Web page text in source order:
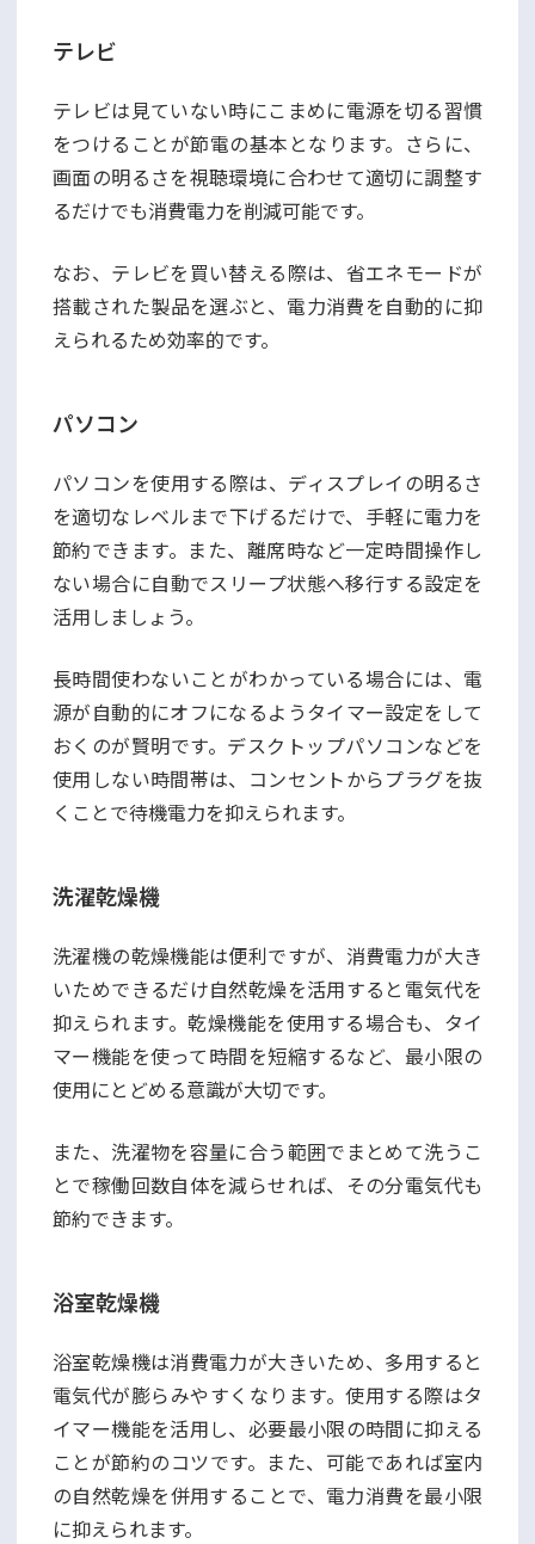
テレビ
テレビは見ていない時にこまめに電源を切る習慣
をつけることが節電の基本となります。さらに、
画面の明るさを視聴環境に合わせて適切に調整す
るだけでも消費電力を削減可能です。
なお、テレビを買い替える際は、省エネモードが
搭載された製品を選ぶと、電力消費を自動的に抑
えられるため効率的です。
パソコン
パソコンを使用する際は、ディスプレイの明るさ
を適切なレベルまで下げるだけで、手軽に電力を
節約できます。また、離席時など一定時間操作し
ない場合に自動でスリープ状態へ移行する設定を
活用しましょう。
長時間使わないことがわかっている場合には、電
源が自動的にオフになるようタイマー設定をして
おくのが賢明です。デスクトップパソコンなどを
使用しない時間帯は、コンセントからプラグを抜
くことで待機電力を抑えられます。
洗濯乾燥機
洗濯機の乾燥機能は便利ですが、消費電力が大き
いためできるだけ自然乾燥を活用すると電気代を
抑えられます。乾燥機能を使用する場合も、タイ
マー機能を使って時間を短縮するなど、最小限の
使用にとどめる意識が大切です。
また、洗濯物を容量に合う範囲でまとめて洗うこ
とで稼働回数自体を減らせれば、その分電気代も
節約できます。
浴室乾燥機
浴室乾燥機は消費電力が大きいため、多用すると
電気代が膨らみやすくなります。使用する際はタ
イマー機能を活用し、必要最小限の時間に抑える
ことが節約のコツです。また、可能であれば室内
の自然乾燥を併用することで、電力消費を最小限
に抑えられます。